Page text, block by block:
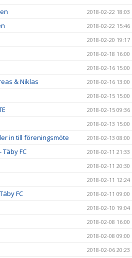
2018-02-22 18:03
2018-02-22 15:46
2018-02-20 19:17
2018-02-18 16:00
2018-02-16 15:00
& Niklas 2018-02-16 13:00
2018-02-15 15:00
2018-02-15 09:36
2018-02-13 15:00
in till föreningsmöte 2018-02-13 08:00
FC 2018-02-11 21:33
2018-02-11 20:30
2018-02-11 12:24
FC 2018-02-11 09:00
2018-02-10 19:04
2018-02-08 16:00
2018-02-08 09:00
2018-02-06 20:23